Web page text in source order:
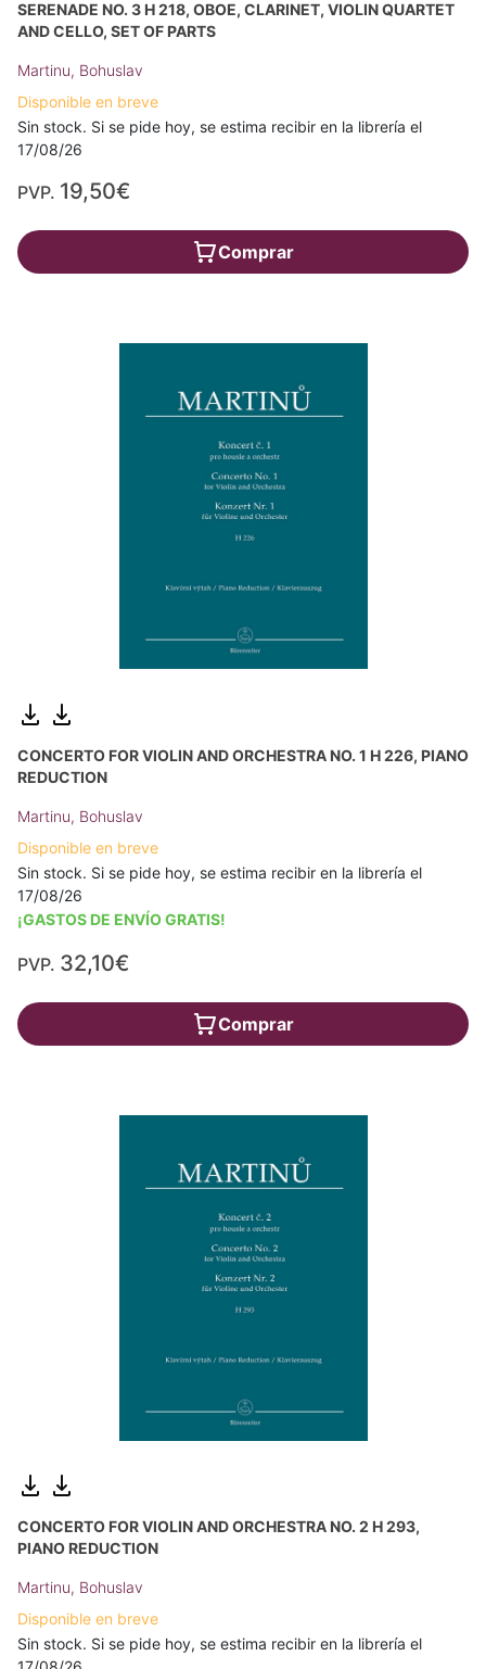
SERENADE NO. 3 H 218, OBOE, CLARINET, VIOLIN QUARTET
AND CELLO, SET OF PARTS
Martinu, Bohuslav
Disponible en breve
Sin stock. Si se pide hoy, se estima recibir en la librería el
17/08/26
PVP. 19,50€
Comprar
CONCERTO FOR VIOLIN AND ORCHESTRA NO. 1 H 226, PIANO
REDUCTION
Martinu, Bohuslav
Disponible en breve
Sin stock. Si se pide hoy, se estima recibir en la librería el
17/08/26
¡GASTOS DE ENVÍO GRATIS!
PVP. 32,10€
Comprar
CONCERTO FOR VIOLIN AND ORCHESTRA NO. 2 H 293,
PIANO REDUCTION
Martinu, Bohuslav
Disponible en breve
Sin stock. Si se pide hoy, se estima recibir en la librería el